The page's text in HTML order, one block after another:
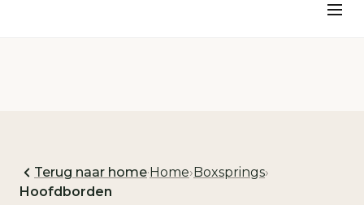
Terug naar home·Home›Boxsprings›
Hoofdborden